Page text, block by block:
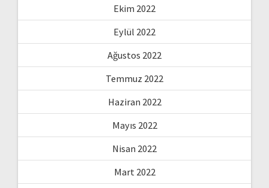
Ekim 2022
Eylül 2022
Ağustos 2022
Temmuz 2022
Haziran 2022
Mayıs 2022
Nisan 2022
Mart 2022